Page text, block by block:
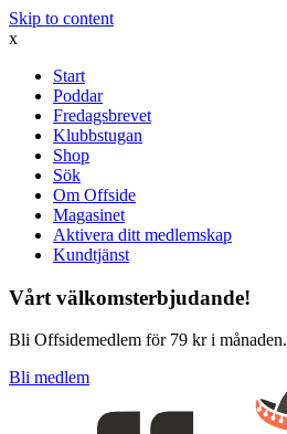
Skip to content
x
Start
Poddar
Fredagsbrevet
Klubbstugan
Shop
Sök
Om Offside
Magasinet
Aktivera ditt medlemskap
Kundtjänst
Vårt välkomsterbjudande!
Bli Offsidemedlem för 79 kr i månaden.
Bli medlem